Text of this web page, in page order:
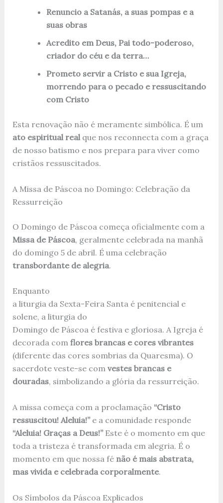
Renuncio a Satanás, a suas pompas e a
suas obras
Acredito em Deus, Pai todo-poderoso,
criador do céu e da terra…
Prometo servir a Cristo e sua Igreja,
morrendo para o pecado e ressuscitando
com Cristo
Esta renovação não é meramente simbólica. É um
ato espiritual realque nos reconnecta com a graça
de nosso batismo e nos prepara para viver como
cristãos ressuscitados.
A Missa de Páscoa no Domingo: Celebração da
Ressurreição
O Domingo de Páscoa começa oficialmente com a
Missa de Páscoa, geralmente celebrada na manhã
do domingo 5 de abril. É uma celebração
transbordante de alegria.
Enquanto
a liturgia da Sexta-Feira Santa é penitencial e
solene, a liturgia do
Domingo de Páscoa é festiva e gloriosa. A Igreja é
decorada com flores brancas e cores vibrantes
(diferente das cores sombrias da Quaresma). O
sacerdote veste-se com vestes brancas e
douradas, simbolizando a glória da ressurreição.
A missa começa com a proclamação “Cristo
ressuscitou! Aleluia!”e a comunidade responde
“Aleluia! Graças a Deus!”Este é o momento em que
toda a tristeza é transformada em alegria. É o
momento em que nossa fé não é mais abstrata,
mas vivida e celebrada corporalmente.
Os Símbolos da Páscoa Explicados